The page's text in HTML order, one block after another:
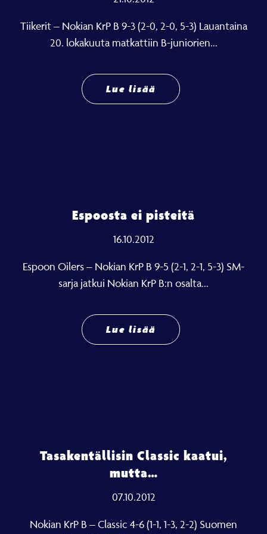
Tiikerit – Nokian KrP B 9-3 (2-0, 2-0, 5-3) Lauantaina
20. lokakuuta matkattiin B-juniorien...
Lue lisää
Espoosta ei pisteitä
16.10.2012
Espoon Oilers – Nokian KrP B 9-5 (2-1, 2-1, 5-3) SM-
sarja jatkui Nokian KrP B:n osalta...
Lue lisää
Tasakentällisin Classic kaatui,
mutta…
07.10.2012
Nokian KrP B – Classic 4-6 (1-1, 1-3, 2-2) Suomen